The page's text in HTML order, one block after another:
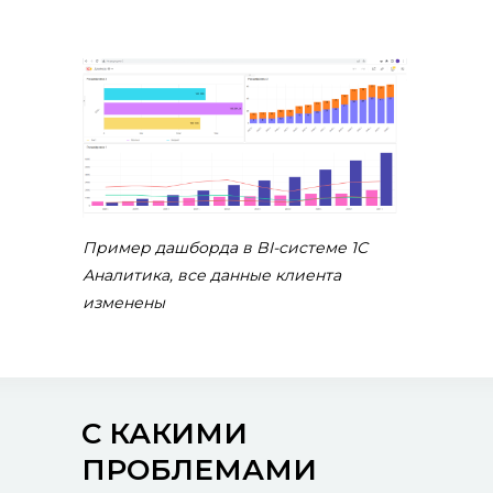
Пример дашборда в BI-системе 1С
Аналитика, все данные клиента
изменены
С КАКИМИ
ПРОБЛЕМАМИ